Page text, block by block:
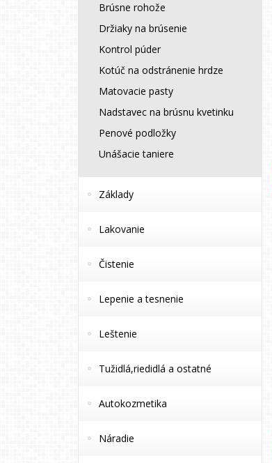
Brúsne rohože
Držiaky na brúsenie
Kontrol púder
Kotúč na odstránenie hrdze
Matovacie pasty
Nadstavec na brúsnu kvetinku
Penové podložky
Unášacie taniere
Základy
Lakovanie
Čistenie
Lepenie a tesnenie
Leštenie
Tužidlá,riedidlá a ostatné
Autokozmetika
Náradie